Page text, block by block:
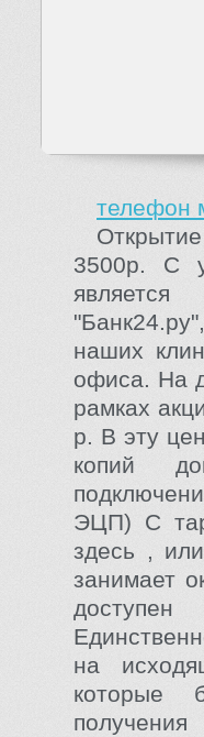
телефон
3500р. С
является
наших
офиса. На
рамках
р. В эту
копий
ЭЦП) С
здесь ,
занимает
на
которые